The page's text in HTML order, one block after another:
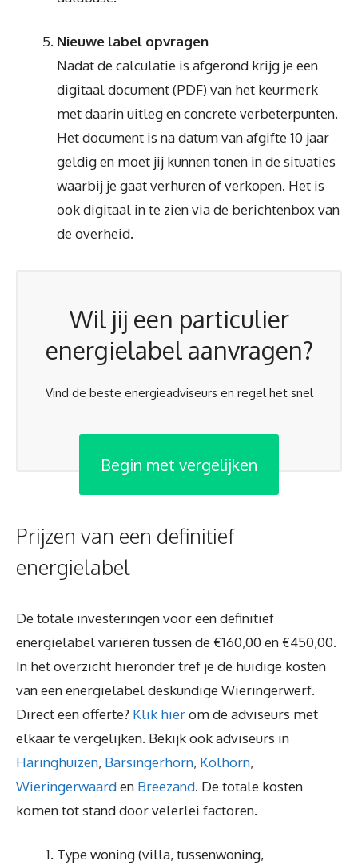
Nieuwe label opvragen
Nadat de calculatie is afgerond krijg je een
digitaal document (PDF) van het keurmerk
met daarin uitleg en concrete verbeterpunten.
Het document is na datum van afgifte 10 jaar
geldig en moet jij kunnen tonen in de situaties
waarbij je gaat verhuren of verkopen. Het is
ook digitaal in te zien via de berichtenbox van
de overheid.
Wil jij een particulier
energielabel aanvragen?
Vind de beste energieadviseurs en regel het snel
Begin met vergelijken
Prijzen van een definitief
energielabel
De totale investeringen voor een definitief
energielabel variëren tussen de €160,00 en €450,00.
In het overzicht hieronder tref je de huidige kosten
van een energielabel deskundige Wieringerwerf.
Direct een offerte? Klik hierom de adviseurs met
elkaar te vergelijken. Bekijk ook adviseurs in
Haringhuizen, Barsingerhorn, Kolhorn,
Wieringerwaarden Breezand. De totale kosten
komen tot stand door velerlei factoren.
Type woning (villa, tussenwoning,